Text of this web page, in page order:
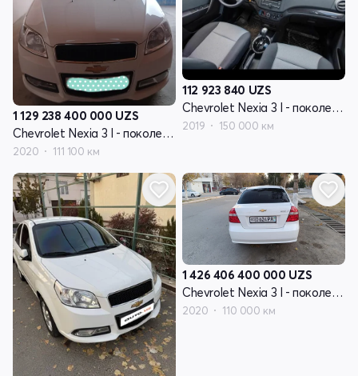
1 129 238 400 000 UZS
Chevrolet Nexia 3 I - поколение
2020 111 100 км
112 923 840 UZS
Chevrolet Nexia 3 I - поколение
2019 150 000 км
1 426 406 400 000 UZS
Chevrolet Nexia 3 I - поколение
2020 110 000 км